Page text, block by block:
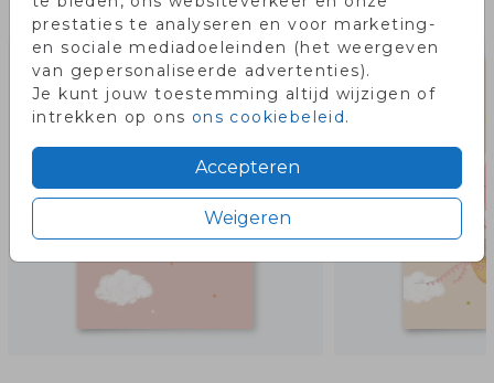
prestaties te analyseren en voor marketing-
en sociale mediadoeleinden (het weergeven
van gepersonaliseerde advertenties).
Je kunt jouw toestemming altijd wijzigen of
intrekken op ons ons cookiebeleid.
Accepteren
Weigeren
Misschien vind je dit ook leuk!